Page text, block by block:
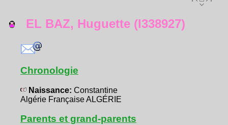
EL BAZ, Huguette (I338927)
Chronologie
Naissance: Constantine
Algérie Française ALGÉRIE
Parents et grand-parents